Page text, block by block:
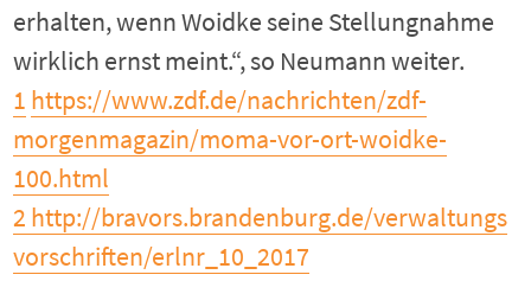
erhalten, wenn Woidke seine Stellungnahme
wirklich ernst meint.“, so Neumann weiter.
1 https://www.zdf.de/nachrichten/zdf-
morgenmagazin/moma-vor-ort-woidke-
100.html
2 http://bravors.brandenburg.de/verwaltungs
vorschriften/erlnr_10_2017